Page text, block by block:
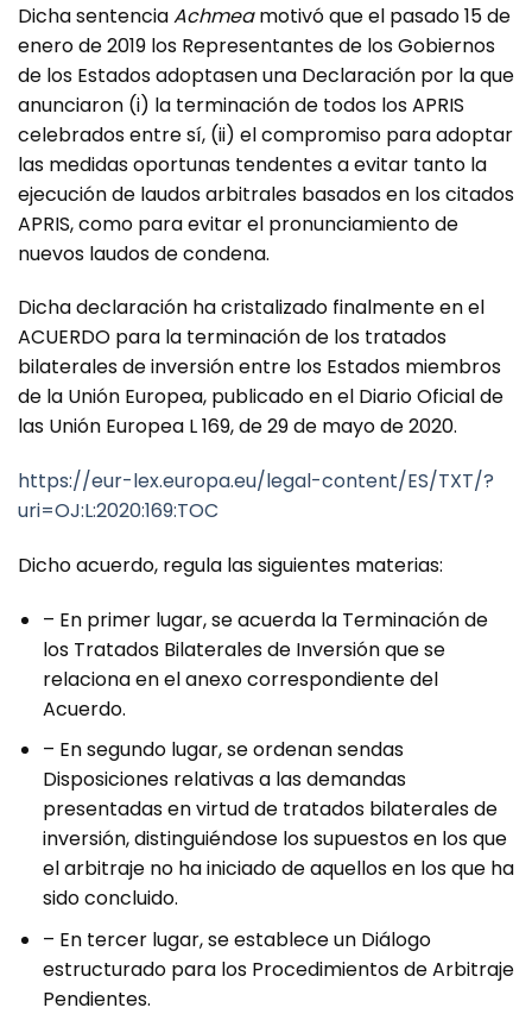
Dicha sentenciaAchmeamotivó que el pasado 15 de
enero de 2019 los Representantes de los Gobiernos
de los Estados adoptasen una Declaración por la que
anunciaron (i) la terminación de todos los APRIS
celebrados entre sí, (ii) el compromiso para adoptar
las medidas oportunas tendentes a evitar tanto la
ejecución de laudos arbitrales basados en los citados
APRIS, como para evitar el pronunciamiento de
nuevos laudos de condena.
Dicha declaración ha cristalizado finalmente en el
ACUERDO para la terminación de los tratados
bilaterales de inversión entre los Estados miembros
de la Unión Europea, publicado en el Diario Oficial de
las Unión Europea L 169, de 29 de mayo de 2020.
https://eur-lex.europa.eu/legal-content/ES/TXT/?
uri=OJ:L:2020:169:TOC
Dicho acuerdo, regula las siguientes materias:
– En primer lugar, se acuerda la Terminación de
los Tratados Bilaterales de Inversión que se
relaciona en el anexo correspondiente del
Acuerdo.
– En segundo lugar, se ordenan sendas
Disposiciones relativas a las demandas
presentadas en virtud de tratados bilaterales de
inversión, distinguiéndose los supuestos en los que
el arbitraje no ha iniciado de aquellos en los que ha
sido concluido.
– En tercer lugar, se establece un Diálogo
estructurado para los Procedimientos de Arbitraje
Pendientes.